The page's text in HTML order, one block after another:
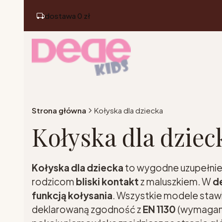
dostawa 0 zł
Strona główna Kołyska dla dziecka
Kołyska dla
Kołyska dla dziecka to wygodne
rodzicom bliski kontakt z maluszkiem. W
funkcją kołysania. Wszystkie modele
deklarowaną zgodność z EN 1130